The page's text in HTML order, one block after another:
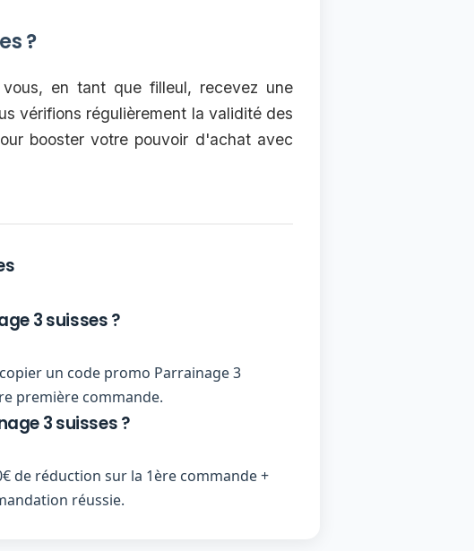
?
en tant que filleul, recevez une
vérifions régulièrement la validité des
booster votre pouvoir d'achat avec
3 suisses ?
un code promo Parrainage 3
première commande.
3 suisses ?
de réduction sur la 1ère commande +
réussie.